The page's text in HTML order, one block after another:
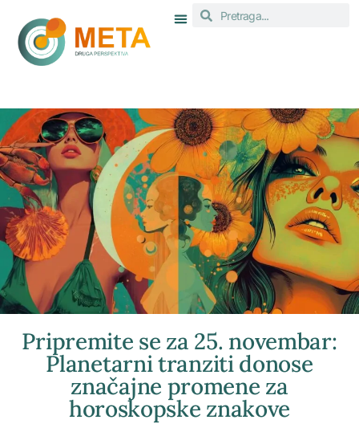
Pripremite se za 25. novembar:
Planetarni tranziti donose
značajne promene za
horoskopske znakove